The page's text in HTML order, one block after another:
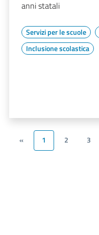
anni statali
Servizi per le scuole
Inclusione scolastica
« 1 2 3